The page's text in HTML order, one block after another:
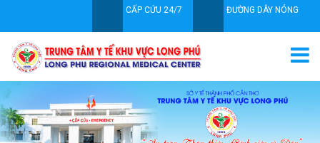
CẤP CỨU 24/7 ĐƯỜNG DÂY NÓNG